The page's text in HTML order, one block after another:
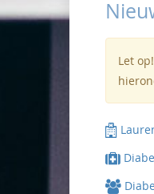
Let